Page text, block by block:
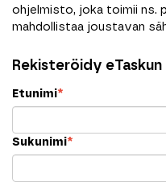
ohjelmisto, joka toimii ns.
mahdollistaa joustavan
Rekisteröidy
Etunimi*
Sukunimi*